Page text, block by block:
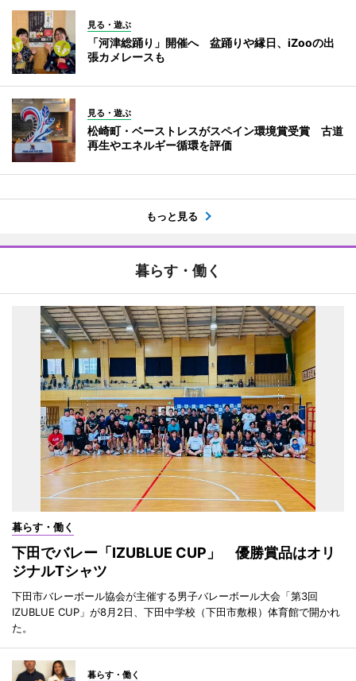
見る・遊ぶ
「河津総踊り」開催へ 盆踊りや縁日、iZooの出
張カメレースも
見る・遊ぶ
松崎町・ベーストレスがスペイン環境賞受賞 古道
再生やエネルギー循環を評価
もっと見る
暮らす・働く
暮らす・働く
下田でバレー「IZUBLUE CUP」 優勝賞品はオリ
ジナルTシャツ
下田市バレーボール協会が主催する男子バレーボール大会「第3回
IZUBLUE CUP」が8月2日、下田中学校（下田市敷根）体育館で開かれ
た。
暮らす・働く